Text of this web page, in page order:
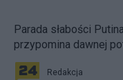
Parada słabości
przypomina dawnej
Redakcja